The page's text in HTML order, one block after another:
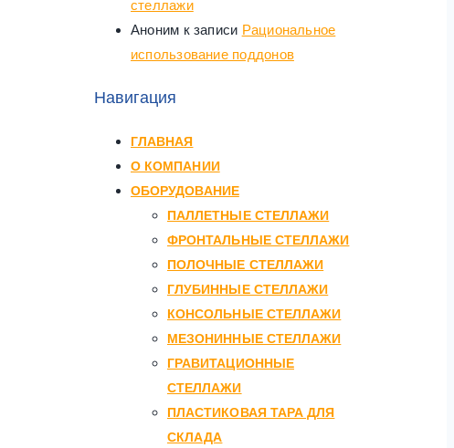
стеллажи
Аноним к записи Рациональное
использование поддонов
Навигация
ГЛАВНАЯ
О КОМПАНИИ
ОБОРУДОВАНИЕ
ПАЛЛЕТНЫЕ СТЕЛЛАЖИ
ФРОНТАЛЬНЫЕ СТЕЛЛАЖИ
ПОЛОЧНЫЕ СТЕЛЛАЖИ
ГЛУБИННЫЕ СТЕЛЛАЖИ
КОНСОЛЬНЫЕ СТЕЛЛАЖИ
МЕЗОНИННЫЕ СТЕЛЛАЖИ
ГРАВИТАЦИОННЫЕ
СТЕЛЛАЖИ
ПЛАСТИКОВАЯ ТАРА ДЛЯ
СКЛАДА